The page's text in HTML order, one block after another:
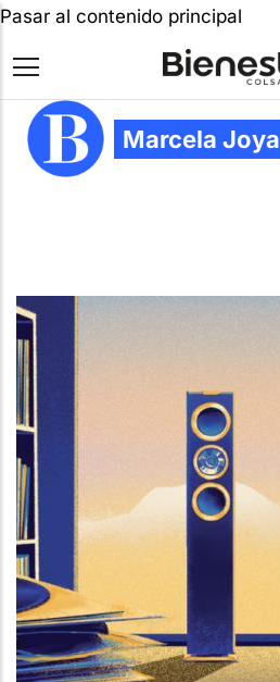
Pasar al contenido principal
Marcela Joya